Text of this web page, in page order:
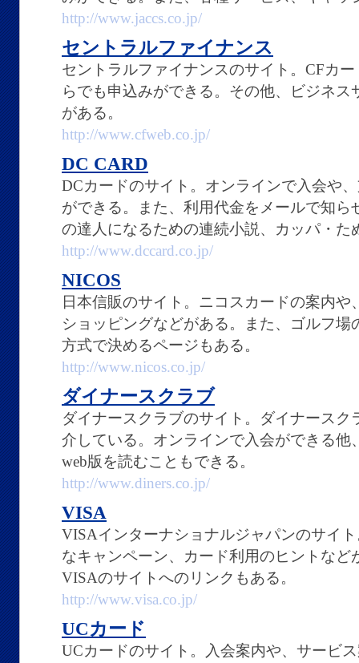
http://www.jaccs.co.jp/
セントラルファイナンス
セントラルファイナンスのサイト。CFカ
らでも申込みができる。その他、ビジネ
がある。
http://www.cfweb.co.jp/
DC CARD
DCカードのサイト。オンラインで入会や
ができる。また、利用代金をメールで知
の達人になるための連続小説、カッパ・た
http://www.dccard.co.jp/
NICOS
日本信販のサイト。ニコスカードの案内
ショッピングなどがある。また、ゴルフ
方式で決めるページもある。
http://www.nicos.co.jp/
ダイナースクラブ
ダイナースクラブのサイト。ダイナース
介している。オンラインで入会ができる他
web版を読むこともできる。
http://www.diners.co.jp/
VISA
VISAインターナショナルジャパンのサイ
なキャンペーン、カード利用のヒントなど
VISAのサイトへのリンクもある。
http://www.visa.co.jp/
UCカード
UCカードのサイト。入会案内や、サービ